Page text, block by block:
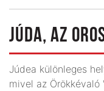
JÚDA, AZ
Júdea különleges
mivel az